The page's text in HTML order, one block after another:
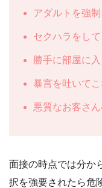
アダルトを強
セクハラをし
勝手に部屋に
暴言を吐いて
悪質なお客さ
面接の時点では分か
択を強要されたら危